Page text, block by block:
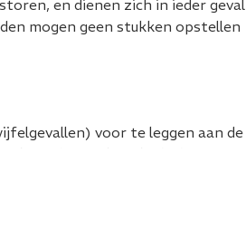
en dienen zich in ieder geval
mogen geen stukken opstellen
voor te leggen aan de